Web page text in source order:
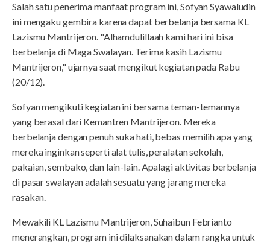
Salah satu penerima manfaat program ini, Sofyan Syawaludin
ini mengaku gembira karena dapat berbelanja bersama KL
Lazismu Mantrijeron. "Alhamdulillaah kami hari ini bisa
berbelanja di Maga Swalayan. Terima kasih Lazismu
Mantrijeron," ujarnya saat mengikut kegiatan pada Rabu
(20/12).
Sofyan mengikuti kegiatan ini bersama teman-temannya
yang berasal dari Kemantren Mantrijeron. Mereka
berbelanja dengan penuh suka hati, bebas memilih apa yang
mereka inginkan seperti alat tulis, peralatan sekolah,
pakaian, sembako, dan lain-lain. Apalagi aktivitas berbelanja
di pasar swalayan adalah sesuatu yang jarang mereka
rasakan.
Mewakili KL Lazismu Mantrijeron, Suhaibun Febrianto
menerangkan, program ini dilaksanakan dalam rangka untuk